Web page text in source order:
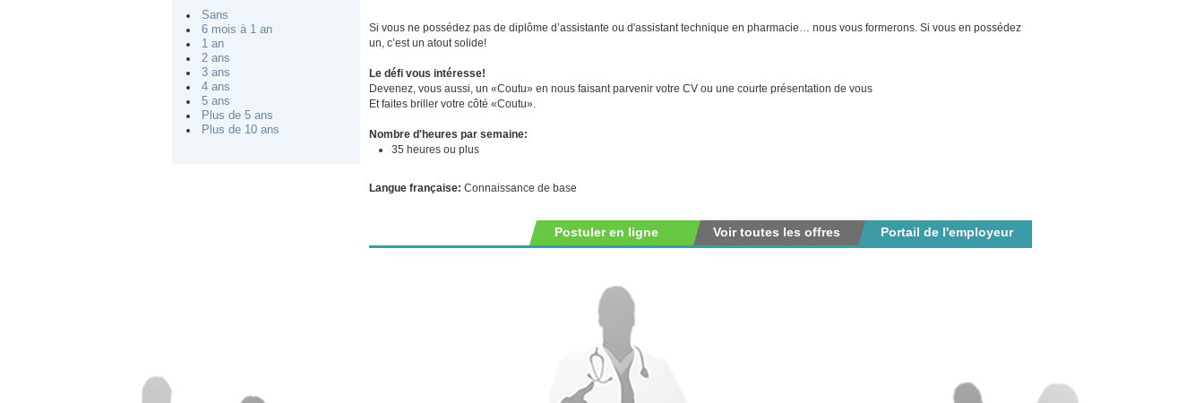
Sans
6 mois à 1 an
1 an
2 ans
3 ans
4 ans
5 ans
Plus de 5 ans
Plus de 10 ans
Si vous ne possédez pas de diplôme d’assistante ou d'assistant technique en pharmacie… nous vous formerons. Si vous en possédez
un, c’est un atout solide!
Le défi vous intéresse!
Devenez, vous aussi, un «Coutu» en nous faisant parvenir votre CV ou une courte présentation de vous
Et faites briller votre côté «Coutu».
Nombre d'heures par semaine:
35 heures ou plus
Langue française: Connaissance de base
Portail de l'employeur
Voir toutes les offres
Postuler en ligne